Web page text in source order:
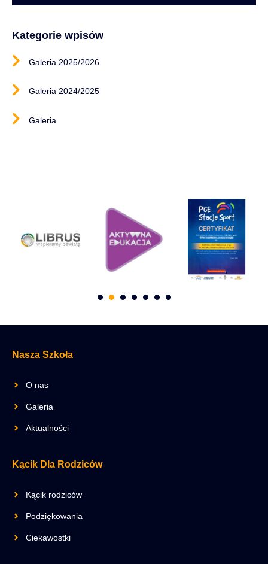
Kategorie wpisów
Galeria 2025/2026
Galeria 2024/2025
Galeria
Nasza Szkoła
O nas
Galeria
Aktualności
Kącik Dla Rodziców
Kącik rodziców
Podziękowania
Ciekawostki